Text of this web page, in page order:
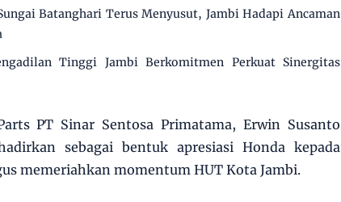
Batanghari Terus Menyusut, Jambi Hadapi Ancaman
Tinggi Jambi Berkomitmen Perkuat Sinergitas
PT Sinar Sentosa Primatama, Erwin Susanto
sebagai bentuk apresiasi Honda kepada
memeriahkan momentum HUT Kota Jambi.